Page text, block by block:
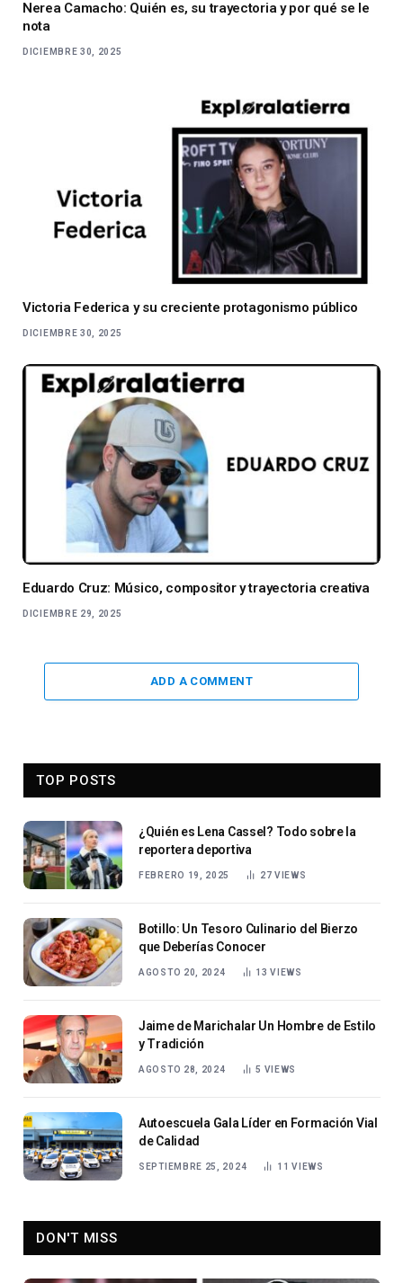
Nerea Camacho: Quién es, su trayectoria y por qué se le
nota
DICIEMBRE 30, 2025
Victoria Federica y su creciente protagonismo público
DICIEMBRE 30, 2025
Eduardo Cruz: Músico, compositor y trayectoria creativa
DICIEMBRE 29, 2025
ADD A COMMENT
TOP POSTS
¿Quién es Lena Cassel? Todo sobre la
reportera deportiva
FEBRERO 19, 2025 27VIEWS
Botillo: Un Tesoro Culinario del Bierzo
que Deberías Conocer
AGOSTO 20, 2024 13VIEWS
Jaime de Marichalar Un Hombre de Estilo
y Tradición
AGOSTO 28, 2024 5 VIEWS
Autoescuela Gala Líder en Formación Vial
de Calidad
SEPTIEMBRE 25, 2024 11VIEWS
DON'T MISS